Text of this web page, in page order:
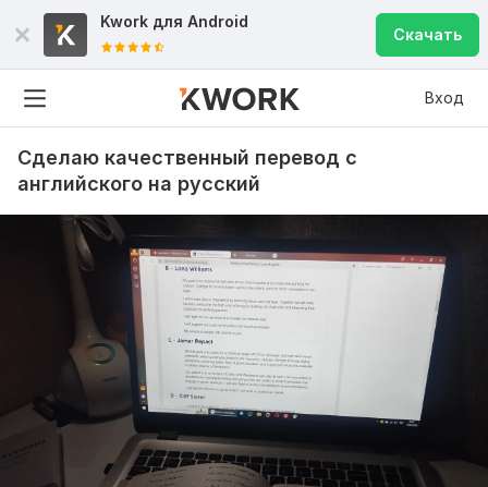
Kwork для Android
Скачать
Вход
Сделаю качественный перевод с
английского на русский